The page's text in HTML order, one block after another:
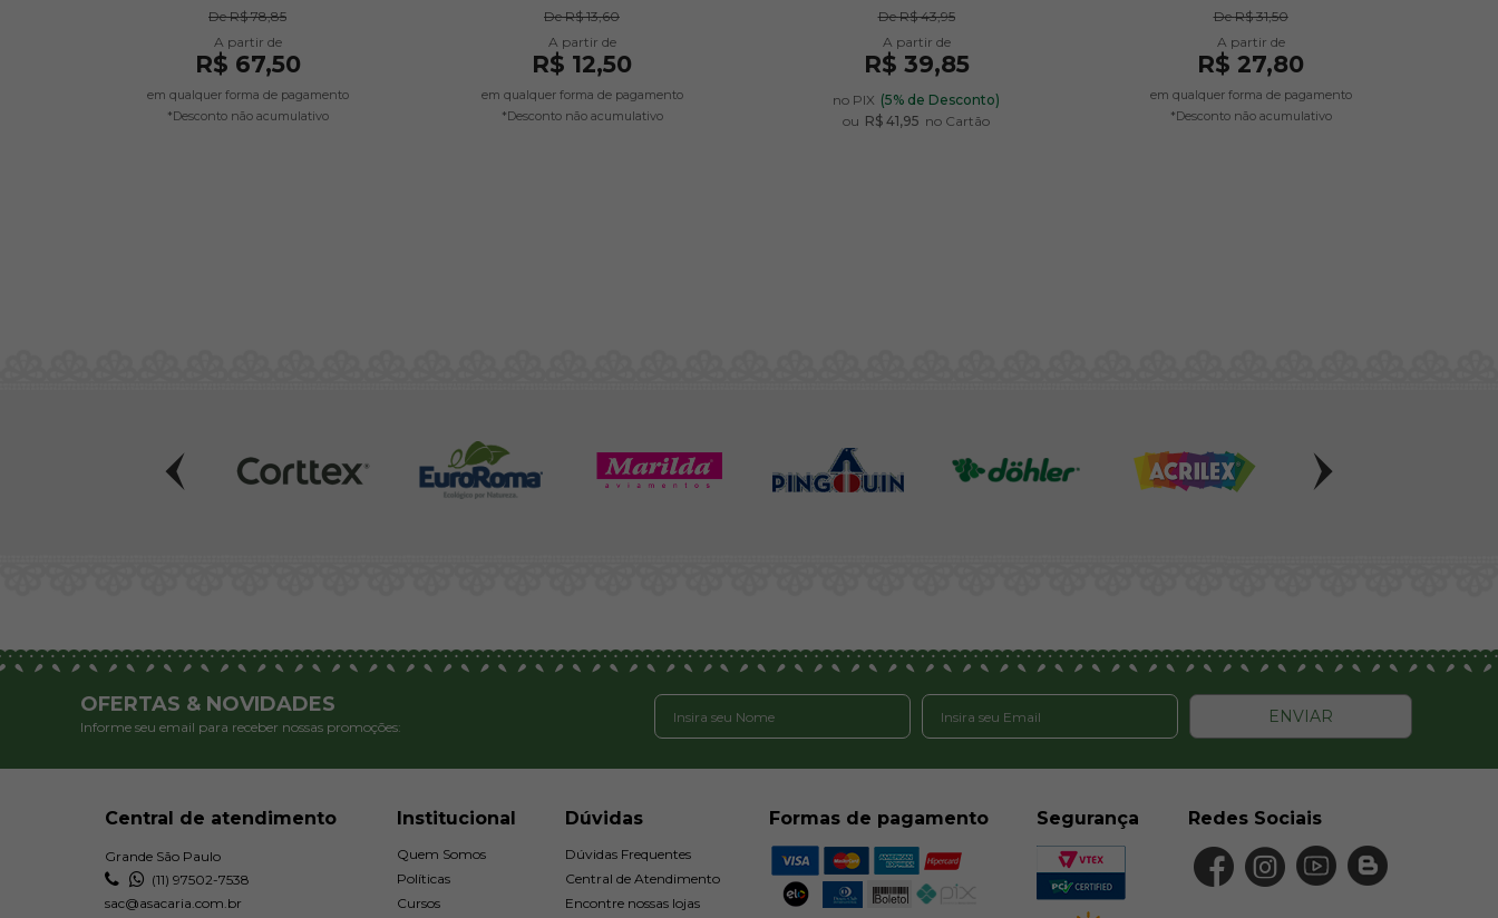
DeR$ 78,85
R$ 67,50
em qualquer forma de pagamento
*Desconto não acumulativo
DeR$ 13,60
R$ 12,50
em qualquer forma de pagamento
*Desconto não acumulativo
DeR$ 43,95
R$ 39,85
no PIX (5% de Desconto)
ou R$ 41,95 no Cartão
DeR$ 31,50
R$ 27,80
em qualquer forma de pagamento
*Desconto não acumulativo
OFERTAS & NOVIDADES
Informe seu email para receber nossas promoções:
ENVIAR
Central de atendimento
Grande São Paulo
(11) 97502-7538
sac@asacaria.com.br
Institucional
Quem Somos
Políticas
Cursos
Dúvidas
Dúvidas Frequentes
Central de Atendimento
Encontre nossas lojas
Formas de pagamento Segurança Redes Sociais